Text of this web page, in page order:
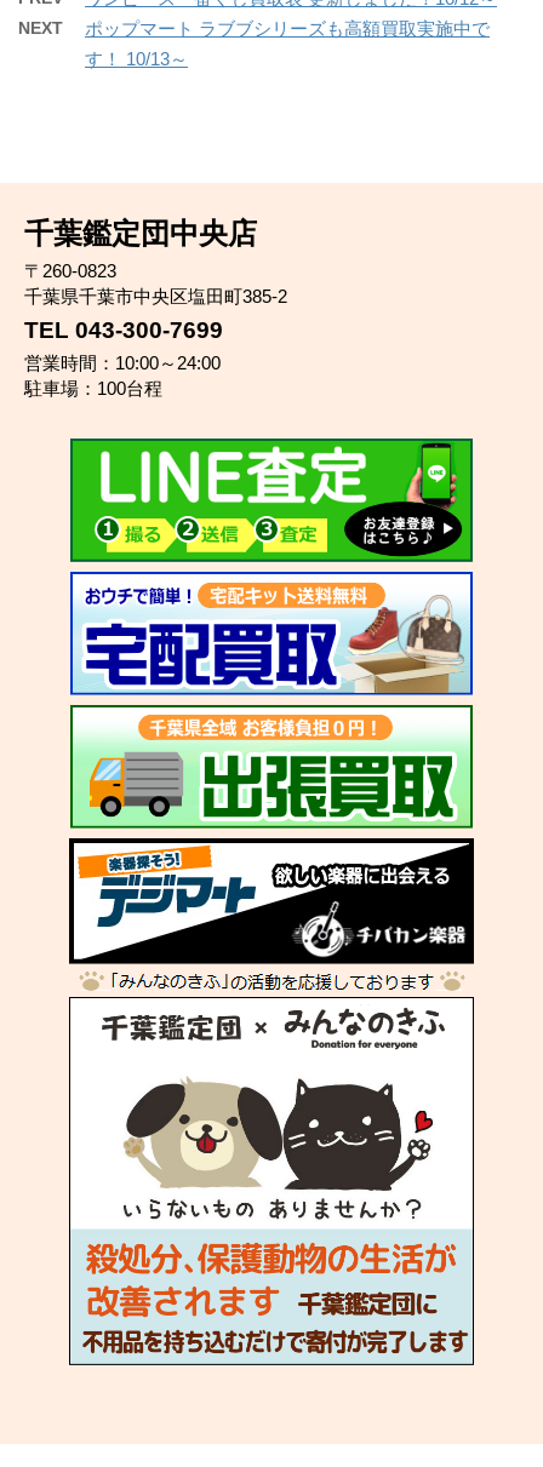
NEXT
ポップマート ラブブシリーズも高額買取実施中で
す！ 10/13～
千葉鑑定団中央店
〒260-0823
千葉県千葉市中央区塩田町385-2
TEL 043-300-7699
営業時間：10:00～24:00
駐車場：100台程